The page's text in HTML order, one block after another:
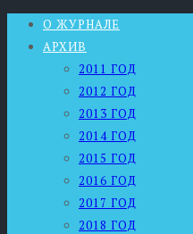
О ЖУРНАЛЕ
АРХИВ
2011 ГОД
2012 ГОД
2013 ГОД
2014 ГОД
2015 ГОД
2016 ГОД
2017 ГОД
2018 ГОД